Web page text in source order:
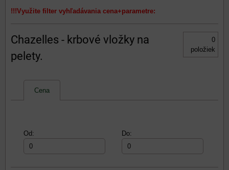
!!!Využite filter vyhľadávania cena+parametre:
Chazelles - krbové vložky na
pelety.
0
položiek
Cena
Od: Do: